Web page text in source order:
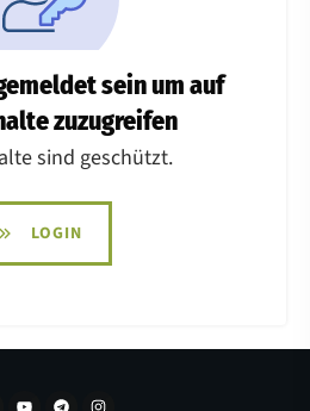
sein um auf
zuzugreifen
sind geschützt.
LOGIN